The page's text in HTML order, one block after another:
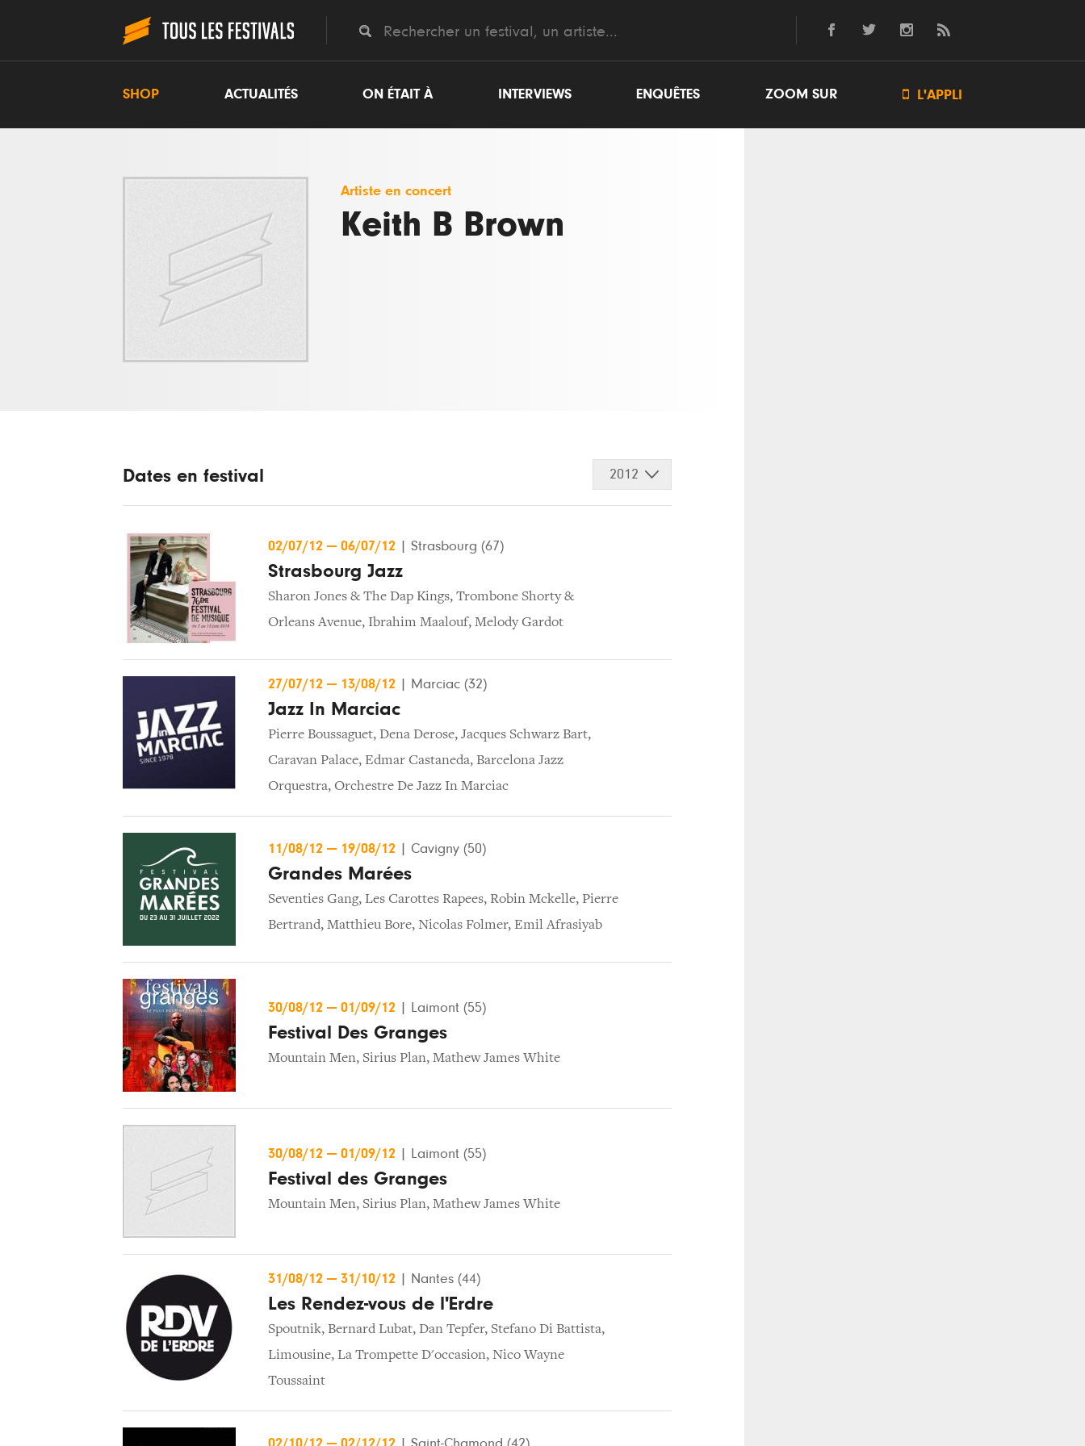
SHOP ACTUALITÉS ON ÉTAIT À INTERVIEWS ENQUÊTES ZOOM SUR  L'APPLI
Artiste en concert
Keith B Brown
Dates en festival 2012
02/07/12 — 06/07/12 Strasbourg (67)
Strasbourg Jazz
Sharon Jones & The Dap Kings, Trombone Shorty &
Orleans Avenue, Ibrahim Maalouf, Melody Gardot
27/07/12 — 13/08/12 Marciac (32)
Jazz In Marciac
Pierre Boussaguet, Dena Derose, Jacques Schwarz Bart,
Caravan Palace, Edmar Castaneda, Barcelona Jazz
Orquestra, Orchestre De Jazz In Marciac
11/08/12 — 19/08/12 Cavigny (50)
Grandes Marées
Seventies Gang, Les Carottes Rapees, Robin Mckelle, Pierre
Bertrand, Matthieu Bore, Nicolas Folmer, Emil Afrasiyab
30/08/12 — 01/09/12 Laimont (55)
Festival Des Granges
Mountain Men, Sirius Plan, Mathew James White
30/08/12 — 01/09/12 Laimont (55)
Festival des Granges
Mountain Men, Sirius Plan, Mathew James White
31/08/12 — 31/10/12 Nantes (44)
Les Rendez-vous de l'Erdre
Spoutnik, Bernard Lubat, Dan Tepfer, Stefano Di Battista,
Limousine, La Trompette D'occasion, Nico Wayne
Toussaint